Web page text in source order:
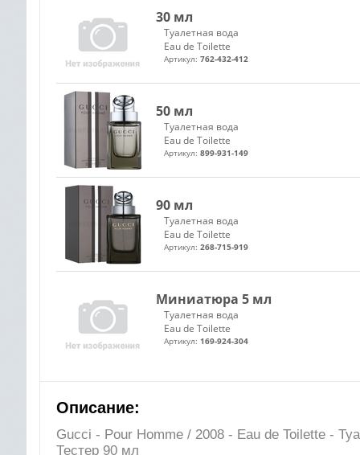
30 мл
Туалетная вода
Eau de Toilette
Артикул: 762-432-412
50 мл
Туалетная вода
Eau de Toilette
Артикул: 899-931-149
90 мл
Туалетная вода
Eau de Toilette
Артикул: 268-715-919
Миниатюра 5 мл
Туалетная вода
Eau de Toilette
Артикул: 169-924-304
Описание:
Gucci - Pour Homme / 2008 - Eau de Toilette -
Тестер 90 мл